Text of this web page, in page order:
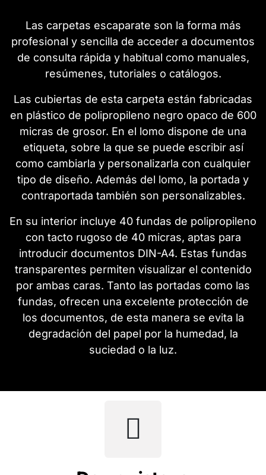
Las carpetas escaparate son la forma más
profesional y sencilla de acceder a documentos
de consulta rápida y habitual como manuales,
resúmenes, tutoriales o catálogos.
Las cubiertas de esta carpeta están fabricadas
en plástico de polipropileno negro opaco de 600
micras de grosor. En el lomo dispone de una
etiqueta, sobre la que se puede escribir así
como cambiarla y personalizarla con cualquier
tipo de diseño. Además del lomo, la portada y
contraportada también son personalizables.
En su interior incluye 40 fundas de polipropileno
con tacto rugoso de 40 micras, aptas para
introducir documentos DIN-A4. Estas fundas
transparentes permiten visualizar el contenido
por ambas caras. Tanto las portadas como las
fundas, ofrecen una excelente protección de
los documentos, de esta manera se evita la
degradación del papel por la humedad, la
suciedad o la luz.